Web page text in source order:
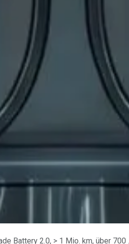
km, über 700 km RW, Flash Charging 400 km in 5 Min.